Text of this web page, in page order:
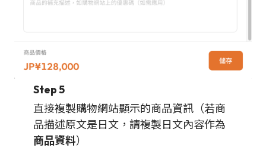
Step 5
直接複製購物網站顯示的商品資訊（若商
品描述原文是日文，請複製日文內容作為
商品資料）